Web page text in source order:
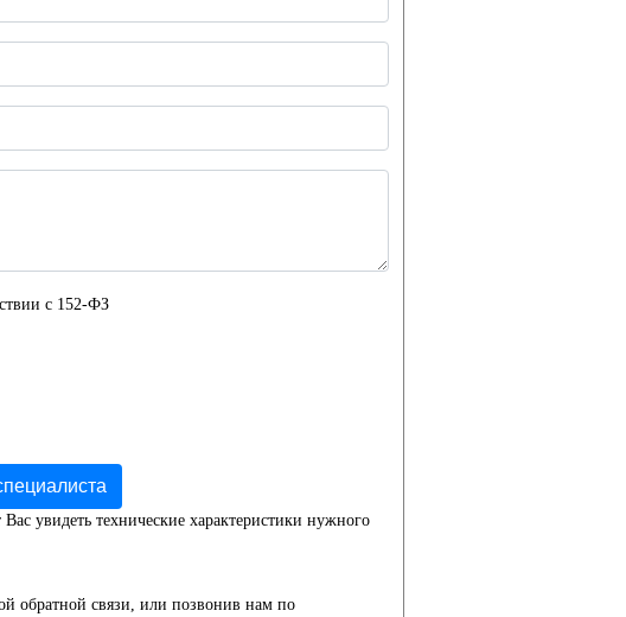
с 152-ФЗ
увидеть технические характеристики нужного
обратной связи, или позвонив нам по